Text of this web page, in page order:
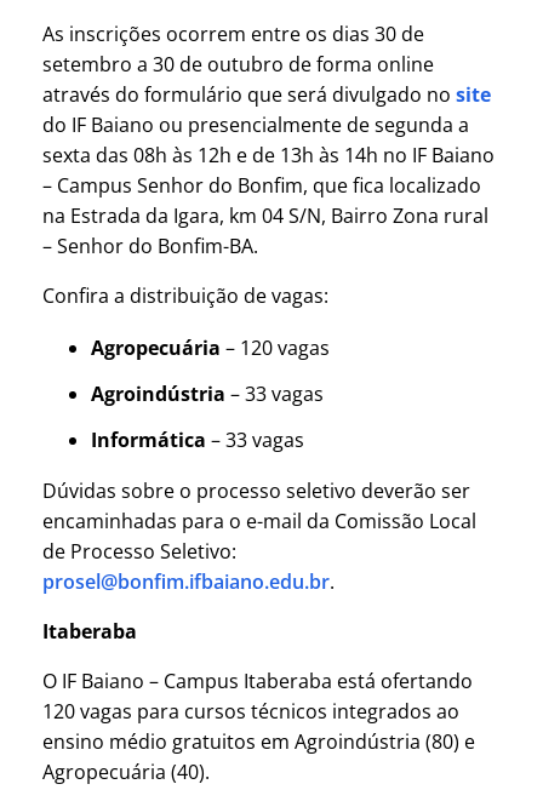
As inscrições ocorrem entre os dias 30 de
setembro a 30 de outubro de forma online
através do formulário que será divulgado no site
do IF Baiano ou presencialmente de segunda a
sexta das 08h às 12h e de 13h às 14h no IF Baiano
– Campus Senhor do Bonfim, que fica localizado
na Estrada da Igara, km 04 S/N, Bairro Zona rural
– Senhor do Bonfim-BA.
Confira a distribuição de vagas:
Agropecuária – 120 vagas
Agroindústria – 33 vagas
Informática – 33 vagas
Dúvidas sobre o processo seletivo deverão ser
encaminhadas para o e-mail da Comissão Local
de Processo Seletivo:
prosel@bonfim.ifbaiano.edu.br.
Itaberaba
O IF Baiano – Campus Itaberaba está ofertando
120 vagas para cursos técnicos integrados ao
ensino médio gratuitos em Agroindústria (80) e
Agropecuária (40).